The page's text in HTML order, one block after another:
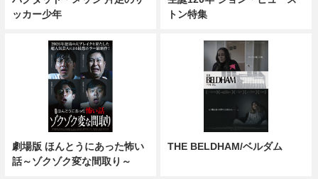
ッカー少年
トン特集
劇場版 ほんとうにあった怖い
話～ゾクゾク変な間取り～
THE BELDHAM/ベルダム